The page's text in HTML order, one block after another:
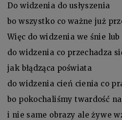
Do widzenia do usłyszenia
bo wszystko co ważne już
Więc do widzenia we śnie
do widzenia co przechadza
jak błądząca poświata
do widzenia cień cienia co
bo pokochaliśmy twardość
i nie same obrazy ale żywe